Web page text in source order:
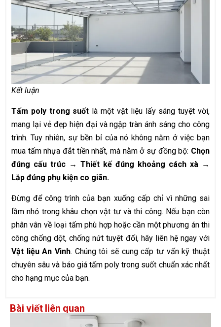
Kết luận
Tấm poly trong suốt là một vật liệu lấy sáng tuyệt vời,
mang lại vẻ đẹp hiện đại và ngập tràn ánh sáng cho công
trình. Tuy nhiên, sự bền bỉ của nó không nằm ở việc bạn
mua tấm nhựa đắt tiền nhất, mà nằm ở sự đồng bộ: Chọn
đúng cấu trúc → Thiết kế đúng khoảng cách xà →
Lắp đúng phụ kiện co giãn.
Đừng để công trình của bạn xuống cấp chỉ vì những sai
lầm nhỏ trong khâu chọn vật tư và thi công. Nếu bạn còn
phân vân về loại tấm phù hợp hoặc cần một phương án thi
công chống dột, chống nứt tuyệt đối, hãy liên hệ ngay với
Vật liệu An Vinh. Chúng tôi sẽ cung cấp tư vấn kỹ thuật
chuyên sâu và báo giá tấm poly trong suốt chuẩn xác nhất
cho hạng mục của bạn.
Bài viết liên quan